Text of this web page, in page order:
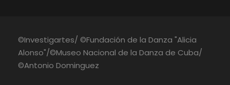
©Investigartes/ ©Fundación de la Danza "Alicia
Alonso"/©Museo Nacional de la Danza de Cuba/
©Antonio Dominguez